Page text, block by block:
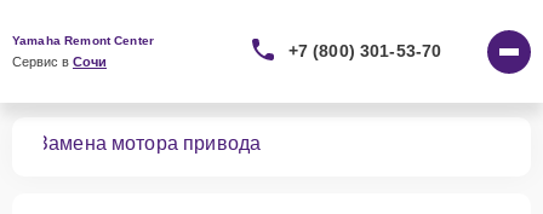
Yamaha Remont Center
Сервис в Сочи
+7 (800) 301-53-70
Замена мотора привода